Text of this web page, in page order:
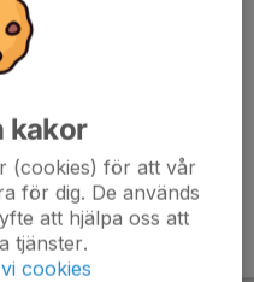
kakor
(cookies) för att vår
för dig. De används
att hjälpa oss att
tjänster.
cookies